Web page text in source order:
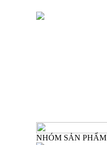
NHÓM SẢN PHẨM